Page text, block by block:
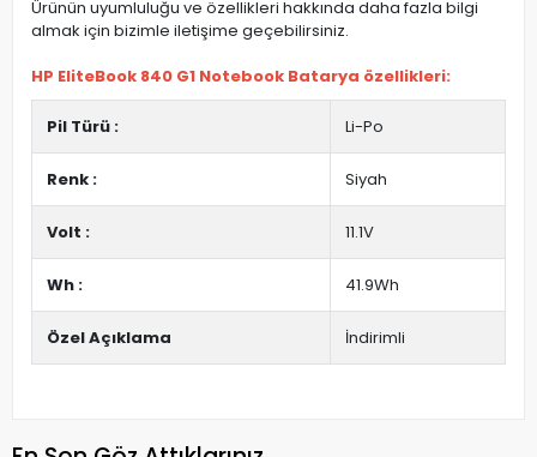
Ürünün uyumluluğu ve özellikleri hakkında daha fazla bilgi
almak için bizimle iletişime geçebilirsiniz.
HP EliteBook 840 G1 Notebook Batarya özellikleri:
Pil Türü : Li-Po
Renk : Siyah
Volt : 11.1V
Wh : 41.9Wh
Özel Açıklama İndirimli